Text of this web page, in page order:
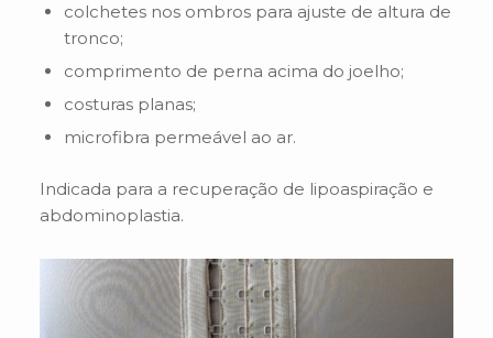
colchetes nos ombros para ajuste de altura de
tronco;
comprimento de perna acima do joelho;
costuras planas;
microfibra permeável ao ar.
Indicada para a recuperação de lipoaspiração e
abdominoplastia.